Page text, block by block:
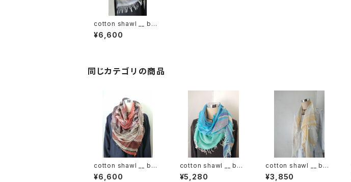
cotton shawl __ bor
der 220
¥6,600
同じカテゴリの商品
cotton shawl __ bor
der 220
¥6,600
cotton shawl __ bor
der 160 海嶺w
¥5,280
cotton shawl __ bor
der 120 蒲公英w
¥3,850